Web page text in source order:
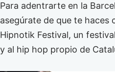
Para adentrarte en la
asegúrate de que te haces
Hipnotik Festival, un
y al hip hop propio de